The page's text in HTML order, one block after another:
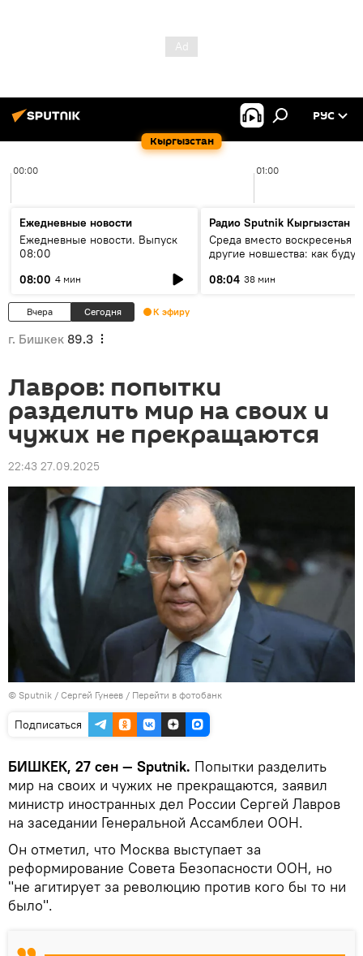
Кыргызстан
РУС
00:00 01:00
Ежедневные новости
Ежедневные новости. Выпуск
08:00
08:00 4 мин
Радио Sputnik Кыргызстан
Среда вместо воскресенья и
другие новшества: как будут
08:04 38 мин
Вчера Сегодня К эфиру
г. Бишкек 89.3
Лавров: попытки
разделить мир на своих и
чужих не прекращаются
22:43 27.09.2025
© Sputnik / Сергей Гунеев / Перейти в фотобанк
Подписаться
БИШКЕК, 27 сен — Sputnik. Попытки разделить
мир на своих и чужих не прекращаются, заявил
министр иностранных дел России Сергей Лавров
на заседании Генеральной Ассамблеи ООН.
Он отметил, что Москва выступает за
реформирование Совета Безопасности ООН, но
"не агитирует за революцию против кого бы то ни
было".